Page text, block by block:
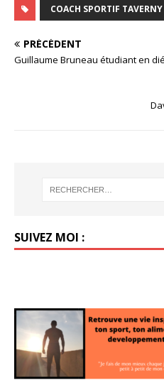
COACH SPORTIF TAVERNY
PRÉCÉDENT
Guillaume Bruneau étudiant en
SUIVEZ MOI :